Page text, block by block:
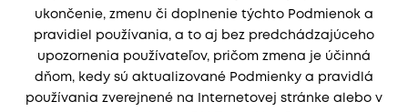
ukončenie, zmenu či doplnenie týchto Podmienok a
pravidiel používania, a to aj bez predchádzajúceho
upozornenia používateľov, pričom zmena je účinná
dňom, kedy sú aktualizované Podmienky a pravidlá
používania zverejnené na Internetovej stránke alebo v